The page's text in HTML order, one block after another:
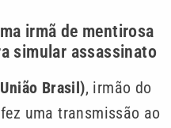
irmã de mentirosa
simular assassinato
Brasil), irmão do
uma transmissão ao